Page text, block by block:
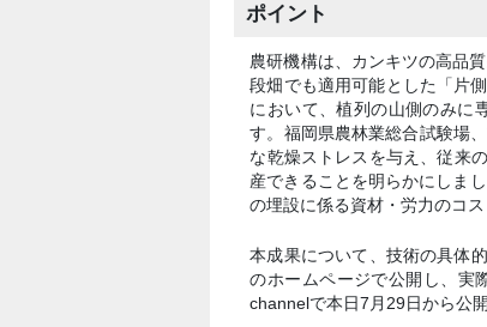
ポイント
農研機構は、カンキツの高品
段畑でも適用可能とした「片
において、植列の山側のみに
す。福岡県農林業総合試験場
な乾燥ストレスを与え、従来
産できることを明らかにしま
の埋設に係る資材・労力のコス
本成果について、技術の具体
のホームページで公開し、実
channelで本日7月29日から公開